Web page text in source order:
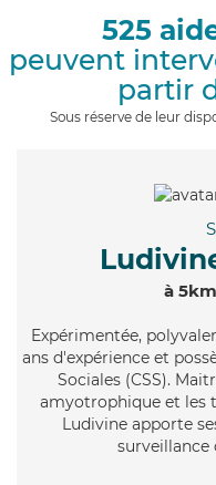
525
peuvent
partir
Sous réserve de leur
à
Expérimentée,
ans d'expérience et
Sociales (CSS).
amyotrophique et les
Ludivine apporte
surveillance